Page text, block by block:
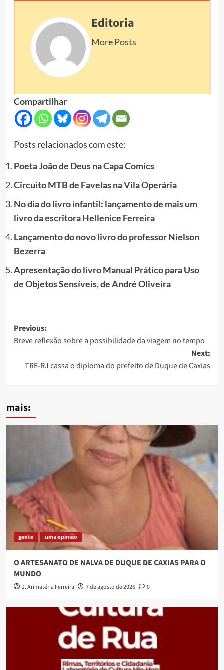
Editoria
More Posts
Compartilhar
Posts relacionados com este:
Poeta João de Deus na Capa Comics
Circuito MTB de Favelas na Vila Operária
No dia do livro infantil: lançamento de mais um
livro da escritora Hellenice Ferreira
Lançamento do novo livro do professor Nielson
Bezerra
Apresentação do livro Manual Prático para Uso
de Objetos Sensíveis, de André Oliveira
Post
navigation
Previous:
Breve reflexão sobre a possibilidade da viagem no tempo
Next:
TRE-RJ cassa o diploma do prefeito de Duque de Caxias
mais:
gente uma opinião
O ARTESANATO DE NALVA DE DUQUE DE CAXIAS PARA O
MUNDO
J. Arimatéria Ferreira 7 de agosto de 2026 0